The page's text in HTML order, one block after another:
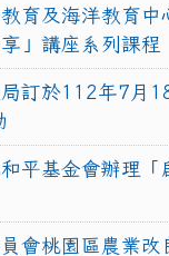
教育及海洋教育
」講座系列課程
訂於112年7月
平基金會辦理
會桃園區農業